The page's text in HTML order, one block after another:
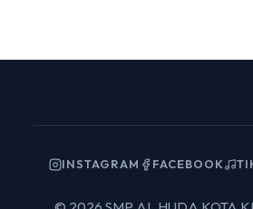
INSTAGRAM FACEBOOK